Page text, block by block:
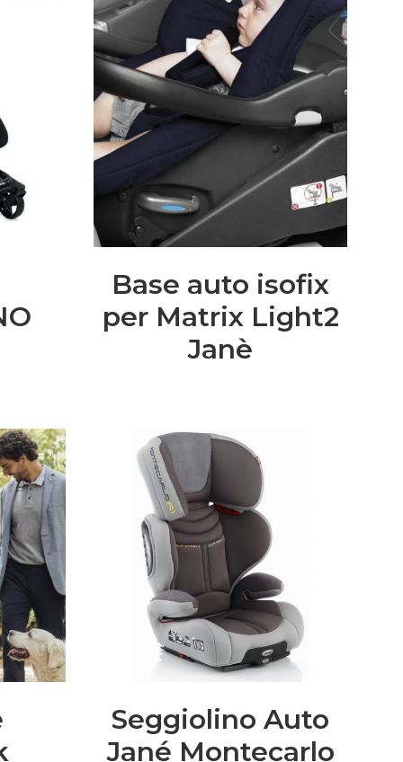
Base auto isofix
per Matrix Light2
Janè
Seggiolino Auto
Jané Montecarlo